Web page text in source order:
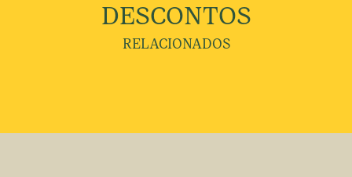
DESCONTOS
RELACIONADOS